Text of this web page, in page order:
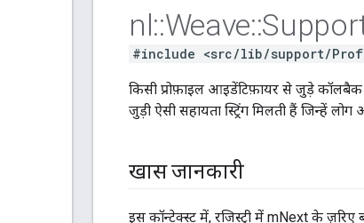
nl::Weave::
#include <src/lib/support/
किसी प्रोफ़ाइल आइडेंटिफ़ायर से जुड़े कॉलबैक
जुड़ी ऐसी सहायता स्ट्रिंग मिलती हैं जिन्हें
खास जानकारी
इस कॉन्टेक्स्ट में, रजिस्ट्री में mNext के